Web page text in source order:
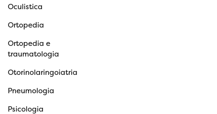
Oculistica
Ortopedia
Ortopedia e
traumatologia
Otorinolaringoiatria
Pneumologia
Psicologia